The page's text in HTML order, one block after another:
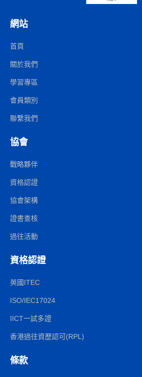
網站
首頁
關於我們
學習專區
會員類別
聯繫我們
協會
戰略夥伴
資格認證
協會架構
證書查核
過往活動
資格認證
英國ITEC
ISO/IEC17024
IICT一試多證
香港過往資歷認可(RPL)
條款